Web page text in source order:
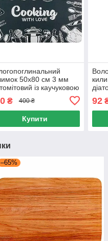
50х80 см 3 мм
із каучуковою
Килимок у ванну
кольори
₴ 400 ₴
Купити
92
–65%